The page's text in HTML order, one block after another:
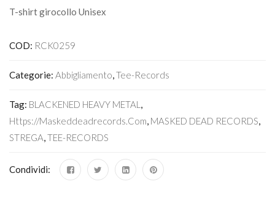
T-shirt girocollo Unisex
COD: RCK0259
Categorie: Abbigliamento,Tee-Records
Tag: BLACKENED HEAVY METAL ,
Https://maskeddeadrecords.com, MASKED DEAD RECORDS,
STREGA,TEE-RECORDS
Condividi: